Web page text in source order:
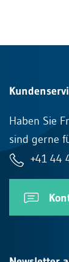
Haben Sie
sind gerne
+41 44